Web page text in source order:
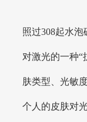
照过308起水
对激光的一种“
肤类型、光敏
个人的皮肤对